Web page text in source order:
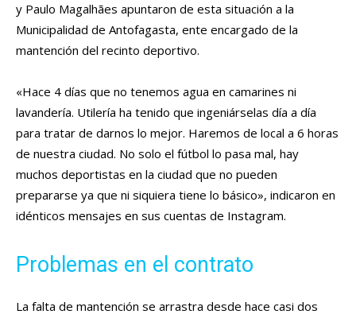
y Paulo Magalhães apuntaron de esta situación a la
Municipalidad de Antofagasta, ente encargado de la
mantención del recinto deportivo.
«Hace 4 días que no tenemos agua en camarines ni
lavandería. Utilería ha tenido que ingeniárselas día a día
para tratar de darnos lo mejor. Haremos de local a 6 horas
de nuestra ciudad. No solo el fútbol lo pasa mal, hay
muchos deportistas en la ciudad que no pueden
prepararse ya que ni siquiera tiene lo básico», indicaron en
idénticos mensajes en sus cuentas de Instagram.
Problemas en el contrato
La falta de mantención se arrastra desde hace casi dos